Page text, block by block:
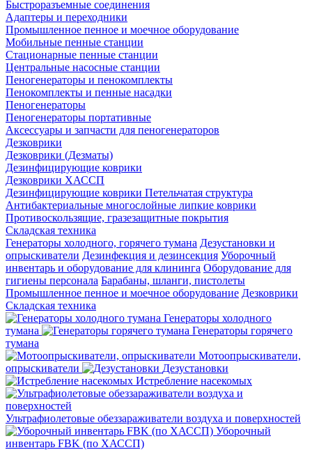
Быстроразъемные соединения
Адаптеры и переходники
Промышленное пенное и моечное оборудование
Мобильные пенные станции
Стационарные пенные станции
Центральные насосные станции
Пеногенераторы и пенокомплекты
Пенокомплекты и пенные насадки
Пеногенераторы
Пеногенераторы портативные
Аксессуары и запчасти для пеногенераторов
Дезковрики
Дезковрики (Дезматы)
Дезинфицирующие коврики
Дезковрики ХАССП
Дезинфицирующие коврики Петельчатая структура
Антибактериальные многослойные липкие коврики
Противоскользящие, гразезащитные покрытия
Складская техника
Генераторы холодного, горячего тумана Дезустановки и
опрыскиватели Дезинфекция и дезинсекция Уборочный
инвентарь и оборудование для клининга Оборудование для
гигиены персонала Барабаны, шланги, пистолеты
Промышленное пенное и моечное оборудование Дезковрики
Складская техника
Генераторы холодного
тумана
Генераторы горячего
тумана
Мотоопрыскиватели,
опрыскиватели
Дезустановки
Истребление насекомых
Ультрафиолетовые обеззараживатели воздуха и поверхностей
Уборочный
инвентарь FBK (по ХАССП)